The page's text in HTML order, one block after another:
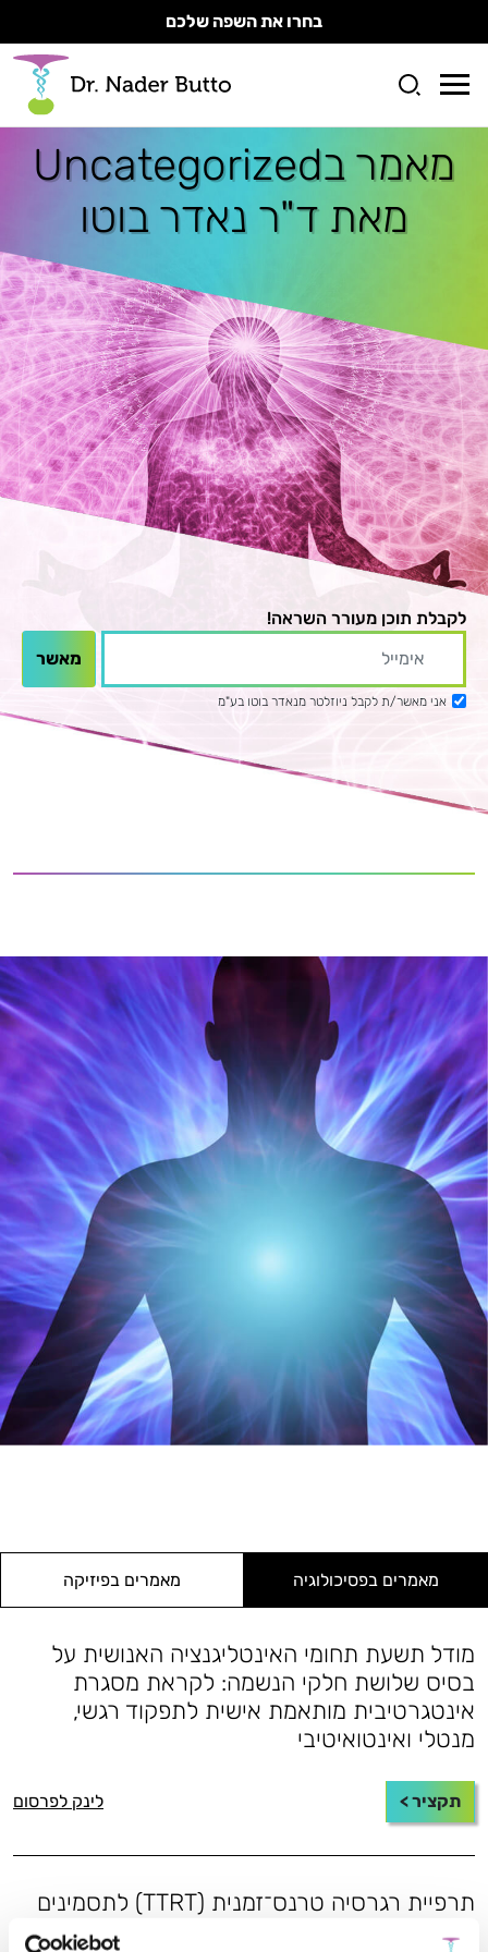
בחרו את השפה שלכם
מאמר בUncategorized
מאת ד"ר נאדר בוטו
לקבלת תוכן מעורר השראה!
אני מאשר/ת לקבל ניוזלטר מנאדר בוטו בע"מ
מאמרים בפסיכולוגיה מאמרים בפיזיקה
מודל תשעת תחומי האינטליגנציה האנושית על
בסיס שלושת חלקי הנשמה: לקראת מסגרת
אינטגרטיבית מותאמת אישית לתפקוד רגשי,
מנטלי ואינטואיטיבי
תקציר > לינק לפרסום
תרפיית רגרסיה טרנס־זמנית (TTRT) לתסמינים
הקשורים לטראומה: מסגרת חקר